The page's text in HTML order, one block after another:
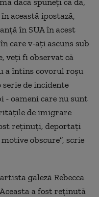
această ipostază,
în SUA în acest
care v-ați ascuns sub
veți fi observat că
a întins covorul roșu
de incidente
- oameni care nu sunt
de imigrare
reținuți, deportați
obscure”, scrie
galeză Rebecca
a fost reținută